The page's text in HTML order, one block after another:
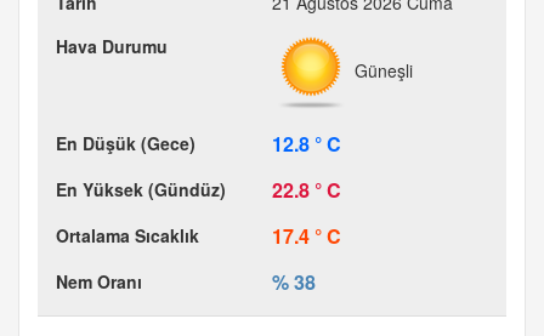
Güneşli
12.8 ° C
22.8 ° C
17.4 ° C
% 38